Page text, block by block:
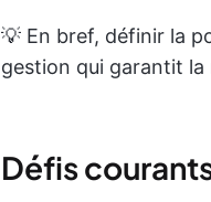
💡 En bref, définir la
gestion qui garantit la
Défis